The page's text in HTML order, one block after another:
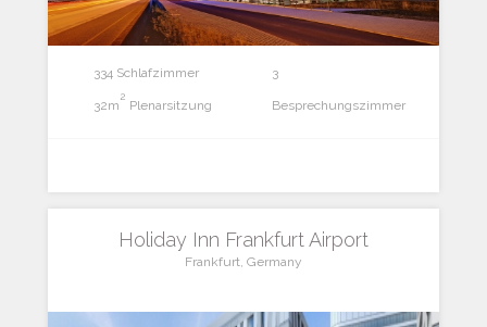
334 Schlafzimmer 3
Besprechungszimmer
32m
2
Plenarsitzung
Holiday Inn Frankfurt Airport
Frankfurt, Germany